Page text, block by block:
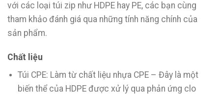
với các loại túi zip như HDPE hay PE, các bạn cùng
tham khảo đánh giá qua những tính năng chính của
sản phẩm.
Chất liệu
Túi CPE: Làm từ chất liệu nhựa CPE – Đây là một
biến thể của HDPE được xử lý qua phản ứng clo